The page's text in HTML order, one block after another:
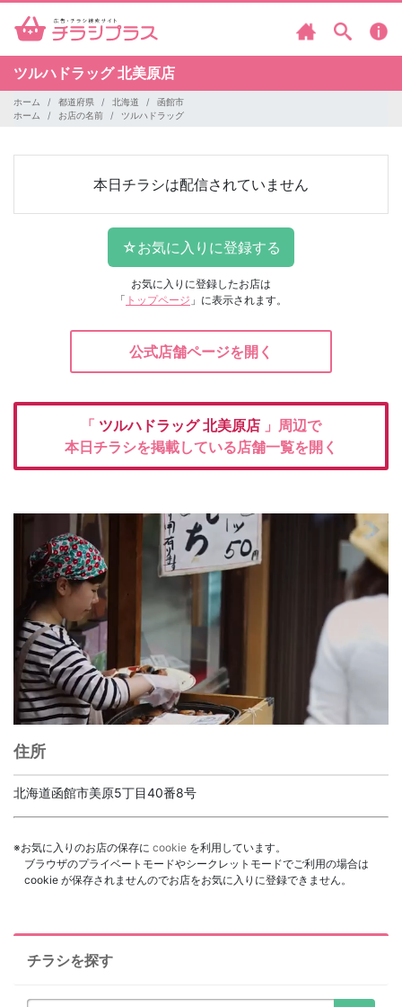
ツルハドラッグ北美原店
ホーム 都道府県 北海道
函館市
ホーム
お店の名前 ツルハドラッグ
本日チラシは配信されていません
お気に入りに登録したお店は
「 トップページ 」に表示されます。
公式店舗ページを開く
「 ツルハドラッグ北美原店 」周辺で
本日チラシを掲載している店舗一覧を開く
住所
北海道函館市美原5丁目40番8号
※お気に入りのお店の保存に cookie を利用しています。
ブラウザのプライベートモードやシークレットモードでご利用の場合は
cookie が保存されませんのでお店をお気に入りに登録できません。
チラシを探す